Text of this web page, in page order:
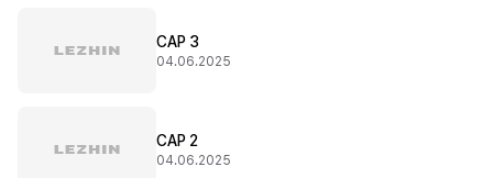
CAP 3
04.06.2025
CAP 2
04.06.2025